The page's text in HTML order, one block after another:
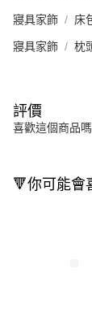
寢具家飾 床
寢具家飾 枕
評價
喜歡這個商品
🔻你可能會